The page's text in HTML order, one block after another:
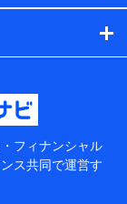
保険加入の目
支払方法、車
構造や築年数
報などが含ま
取得する方法
ープ
フィナンシャル
ス共同で運営す